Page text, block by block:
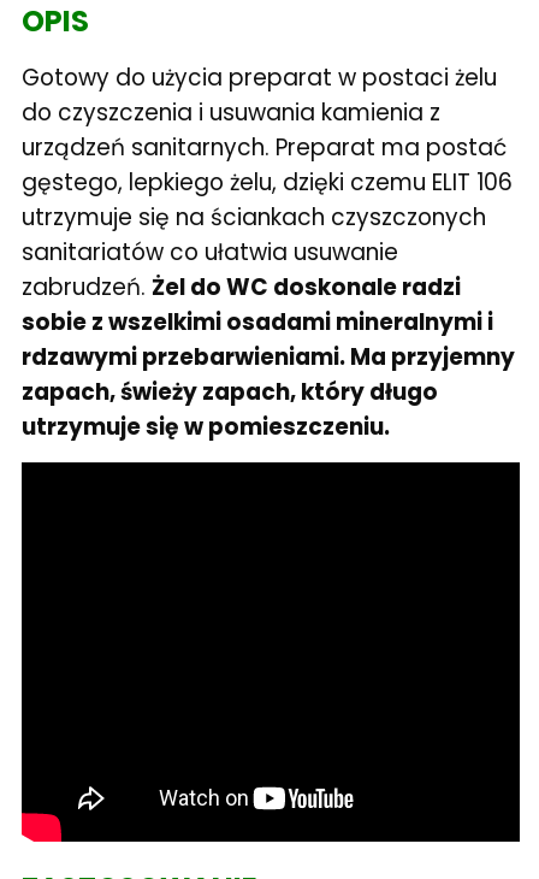
OPIS
Gotowy do użycia preparat w postaci żelu
do czyszczenia i usuwania kamienia z
urządzeń sanitarnych. Preparat ma postać
gęstego, lepkiego żelu, dzięki czemu ELIT 106
utrzymuje się na ściankach czyszczonych
sanitariatów co ułatwia usuwanie
zabrudzeń. Żel do WC doskonale radzi
sobie z wszelkimi osadami mineralnymi i
rdzawymi przebarwieniami. Ma przyjemny
zapach, świeży zapach, który długo
utrzymuje się w pomieszczeniu.